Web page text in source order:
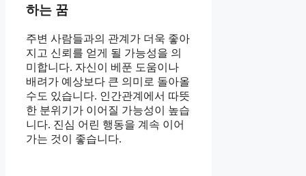
하는 꿈
주변 사람들과의 관계가 더욱 좋아
지고 신뢰를 얻게 될 가능성을 의
미합니다. 자신이 베푼 도움이나
배려가 예상보다 큰 의미로 돌아올
수도 있습니다. 인간관계에서 따뜻
한 분위기가 이어질 가능성이 높습
니다. 진심 어린 행동을 계속 이어
가는 것이 좋습니다.